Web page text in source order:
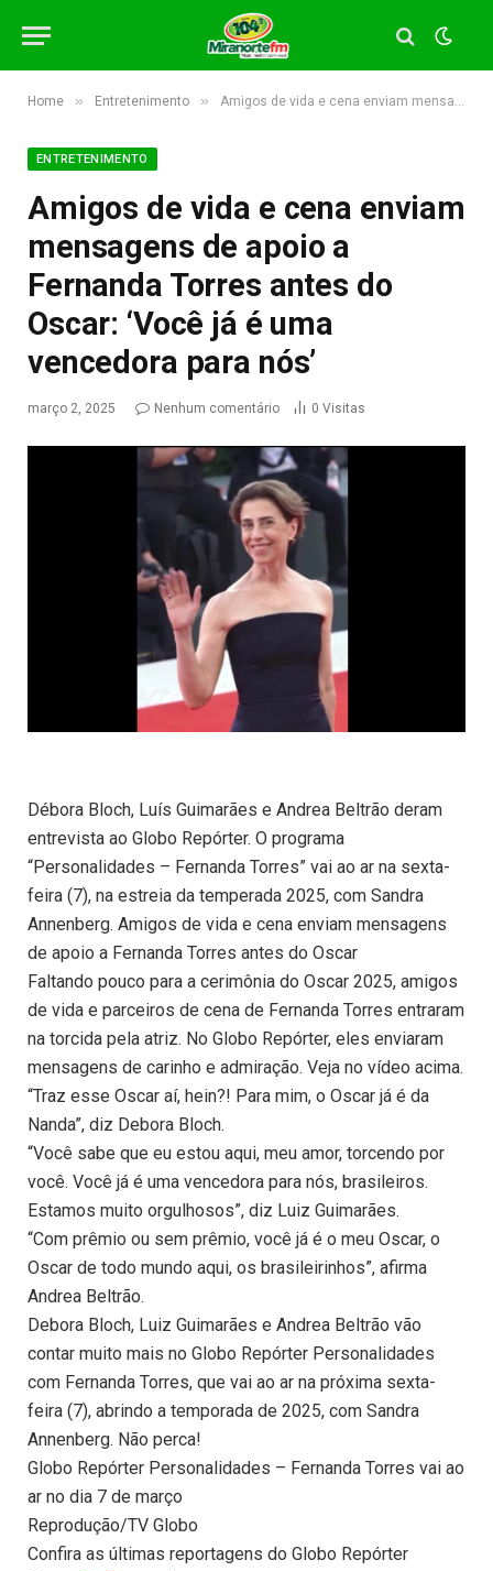
Home » Entretenimento » Amigos de vida e cena enviam mensagens de apoio a Fernanda Torres antes do Oscar: ‘Você já é uma vencedora para nós’
ENTRETENIMENTO
Amigos de vida e cena enviam
mensagens de apoio a
Fernanda Torres antes do
Oscar: ‘Você já é uma
vencedora para nós’
março 2, 2025 Nenhum comentário 0 Visitas
Débora Bloch, Luís Guimarães e Andrea Beltrão deram
entrevista ao Globo Repórter. O programa
“Personalidades – Fernanda Torres” vai ao ar na sexta-
feira (7), na estreia da temperada 2025, com Sandra
Annenberg. Amigos de vida e cena enviam mensagens
de apoio a Fernanda Torres antes do Oscar
Faltando pouco para a cerimônia do Oscar 2025, amigos
de vida e parceiros de cena de Fernanda Torres entraram
na torcida pela atriz. No Globo Repórter, eles enviaram
mensagens de carinho e admiração. Veja no vídeo acima.
“Traz esse Oscar aí, hein?! Para mim, o Oscar já é da
Nanda”, diz Debora Bloch.
“Você sabe que eu estou aqui, meu amor, torcendo por
você. Você já é uma vencedora para nós, brasileiros.
Estamos muito orgulhosos”, diz Luiz Guimarães.
“Com prêmio ou sem prêmio, você já é o meu Oscar, o
Oscar de todo mundo aqui, os brasileirinhos”, afirma
Andrea Beltrão.
Debora Bloch, Luiz Guimarães e Andrea Beltrão vão
contar muito mais no Globo Repórter Personalidades
com Fernanda Torres, que vai ao ar na próxima sexta-
feira (7), abrindo a temporada de 2025, com Sandra
Annenberg. Não perca!
Globo Repórter Personalidades – Fernanda Torres vai ao
ar no dia 7 de março
Reprodução/TV Globo
Confira as últimas reportagens do Globo Repórter